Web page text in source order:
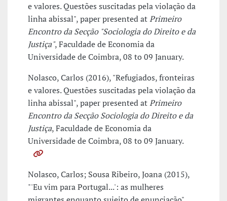
e valores. Questões suscitadas pela violação da
linha abissal", paper presented atPrimeiro
Encontro da Secção "Sociologia do Direito e da
Justiça", Faculdade de Economia da
Universidade de Coimbra, 08 to 09 January.
Nolasco, Carlos (2016), "Refugiados, fronteiras
e valores. Questões suscitadas pela violação da
linha abissal", paper presented atPrimeiro
Encontro da Secção Sociologia do Direito e da
Justiça, Faculdade de Economia da
Universidade de Coimbra, 08 to 09 January.
Nolasco, Carlos; Sousa Ribeiro, Joana (2015),
"'Eu vim para Portugal...': as mulheres